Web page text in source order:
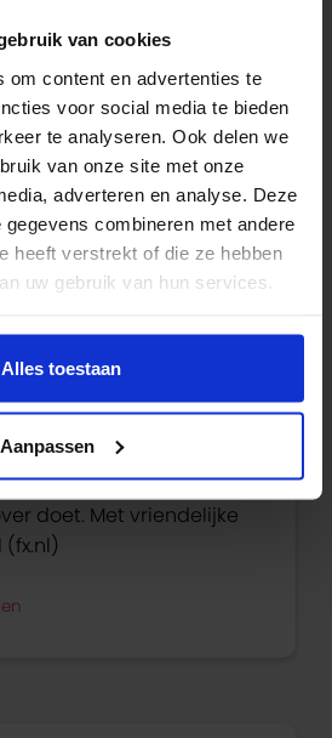
van cookies
om content en advertenties te
voor social media te bieden
te analyseren. Ook delen we
van onze site met onze
adverteren en analyse. Deze
combineren met andere
heeft verstrekt of die ze hebben
uw gebruik van hun services.
Alles toestaan
Aanpassen
wijzigingen voor dit
dat die wijzigingen
zie ik dat goed, of is dat
2019 om 19:09
het betreft inderdaad de
voor 2018 waar je in 2019
doet. Met vriendelijke
(fx.nl)